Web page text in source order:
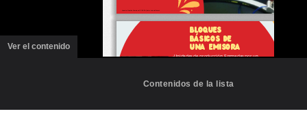
Ver el contenido
Contenidos de la lista